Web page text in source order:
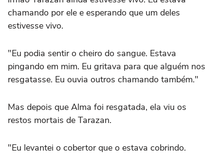
chamando por ele e esperando que um deles
estivesse vivo.
"Eu podia sentir o cheiro do sangue. Estava
pingando em mim. Eu gritava para que alguém nos
resgatasse. Eu ouvia outros chamando também."
Mas depois que Alma foi resgatada, ela viu os
restos mortais de Tarazan.
"Eu levantei o cobertor que o estava cobrindo.